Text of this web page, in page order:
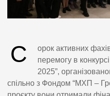
С
орок активних
перемогу в
2025”,
спільно з Фондом “МХП –